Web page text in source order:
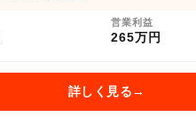
営業利益
265万円
詳しく見る